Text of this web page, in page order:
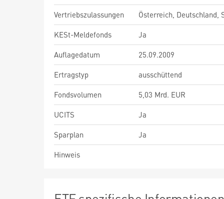
Vertriebszulassungen
Österreich, Deutschland,
KESt-Meldefonds
Ja
Auflagedatum
25.09.2009
Ertragstyp
ausschüttend
Fondsvolumen
5,03 Mrd. EUR
UCITS
Ja
Sparplan
Ja
Hinweis